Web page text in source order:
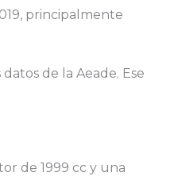
principalmente
de la Aeade. Ese
de 1999 cc y una